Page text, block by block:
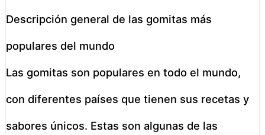
Descripción general de las gomitas más
populares del mundo
Las gomitas son populares en todo el mundo,
con diferentes países que tienen sus recetas y
sabores únicos. Estas son algunas de las